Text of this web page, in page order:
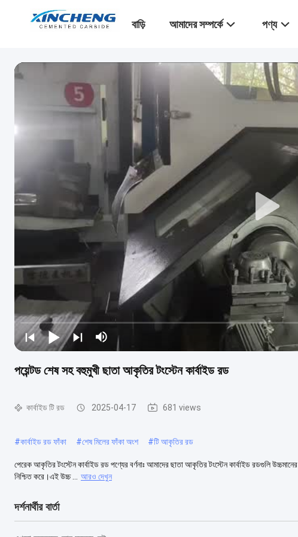
বাড়ি আমাদের সম্পর্কে পণ্য
পয়েন্টড শেষ সহ বহুমুখী ছাতা আকৃতির টংস্টেন কার্বাইড রড
কার্বাইড টি রড 2025-04-17 681 views
#কার্বাইড রড ফাঁকা #শেষ মিলের ফাঁকা অংশ #টি আকৃতির রড
পেরেক আকৃতির টংস্টেন কার্বাইড রড পণ্যের বর্ণনাঃ আমাদের ছাতা আকৃতির টংস্টেন কার্বাইড রডগুলি
নিশ্চিত করে।এই উচ্চ ...
আরও দেখুন
দর্শনার্থীর বার্তা